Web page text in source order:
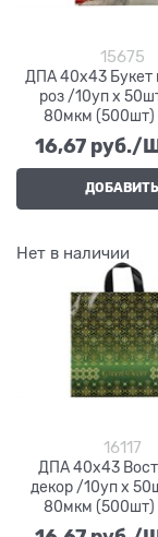
15675
ДПА 40х43 Букет
роз /10уп х
80мкм (500шт)
16,67 руб./
ДОБАВИТЬ
Нет в наличии
16117
ДПА 40х43
декор /10уп х
80мкм (500шт)